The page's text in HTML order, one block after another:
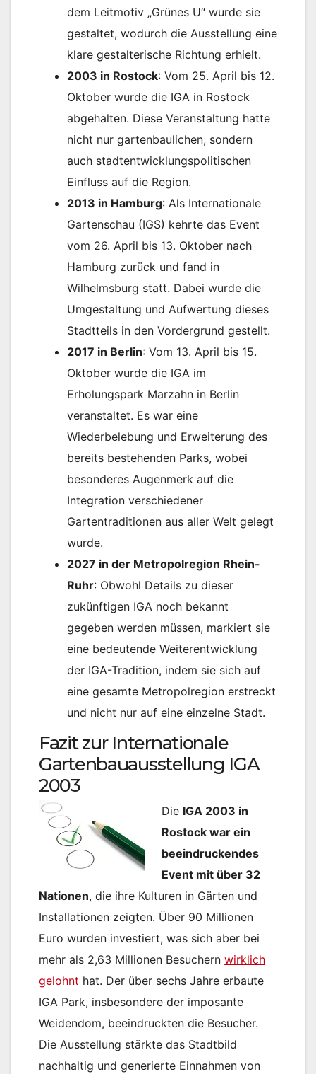
dem Leitmotiv „Grünes U“ wurde sie
gestaltet, wodurch die Ausstellung eine
klare gestalterische Richtung erhielt.
2003 in Rostock: Vom 25. April bis 12.
Oktober wurde die IGA in Rostock
abgehalten. Diese Veranstaltung hatte
nicht nur gartenbaulichen, sondern
auch stadtentwicklungspolitischen
Einfluss auf die Region.
2013 in Hamburg: Als Internationale
Gartenschau (IGS) kehrte das Event
vom 26. April bis 13. Oktober nach
Hamburg zurück und fand in
Wilhelmsburg statt. Dabei wurde die
Umgestaltung und Aufwertung dieses
Stadtteils in den Vordergrund gestellt.
2017 in Berlin: Vom 13. April bis 15.
Oktober wurde die IGA im
Erholungspark Marzahn in Berlin
veranstaltet. Es war eine
Wiederbelebung und Erweiterung des
bereits bestehenden Parks, wobei
besonderes Augenmerk auf die
Integration verschiedener
Gartentraditionen aus aller Welt gelegt
wurde.
2027 in der Metropolregion Rhein-
Ruhr: Obwohl Details zu dieser
zukünftigen IGA noch bekannt
gegeben werden müssen, markiert sie
eine bedeutende Weiterentwicklung
der IGA-Tradition, indem sie sich auf
eine gesamte Metropolregion erstreckt
und nicht nur auf eine einzelne Stadt.
Fazit zur Internationale
Gartenbauausstellung IGA
2003
Die IGA 2003 in
Rostock war ein
beeindruckendes
Event mit über 32
Nationen, die ihre Kulturen in Gärten und
Installationen zeigten. Über 90 Millionen
Euro wurden investiert, was sich aber bei
mehr als 2,63 Millionen Besuchern wirklich
gelohnt hat. Der über sechs Jahre erbaute
IGA Park, insbesondere der imposante
Weidendom, beeindruckten die Besucher.
Die Ausstellung stärkte das Stadtbild
nachhaltig und generierte Einnahmen von